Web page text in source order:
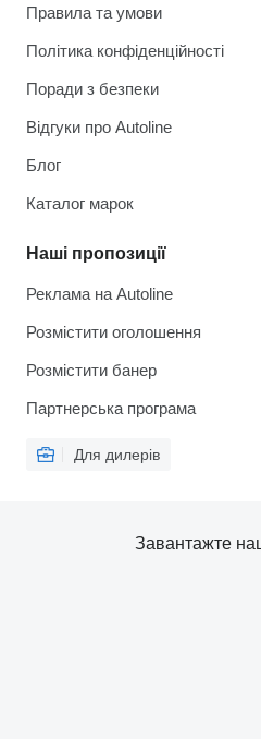
Правила та умови
Політика конфіденційності
Поради з безпеки
Відгуки про Autoline
Блог
Каталог марок
Наші пропозиції
Реклама на Autoline
Розмістити оголошення
Розмістити банер
Партнерська програма
Для дилерів
Завантажте